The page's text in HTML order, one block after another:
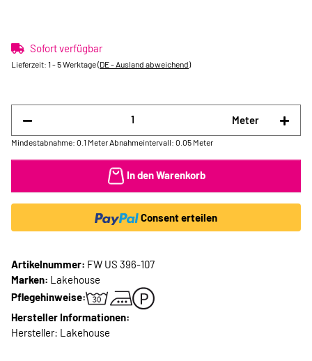
Sofort verfügbar
Lieferzeit: 1 - 5 Werktage(DE - Ausland abweichend)
Meter
Mindestabnahme: 0.1 Meter Abnahmeintervall: 0.05 Meter
In den Warenkorb
Consent erteilen
Artikelnummer: FW US 396-107
Marken: Lakehouse
Pflegehinweise:
Hersteller Informationen:
Hersteller: Lakehouse